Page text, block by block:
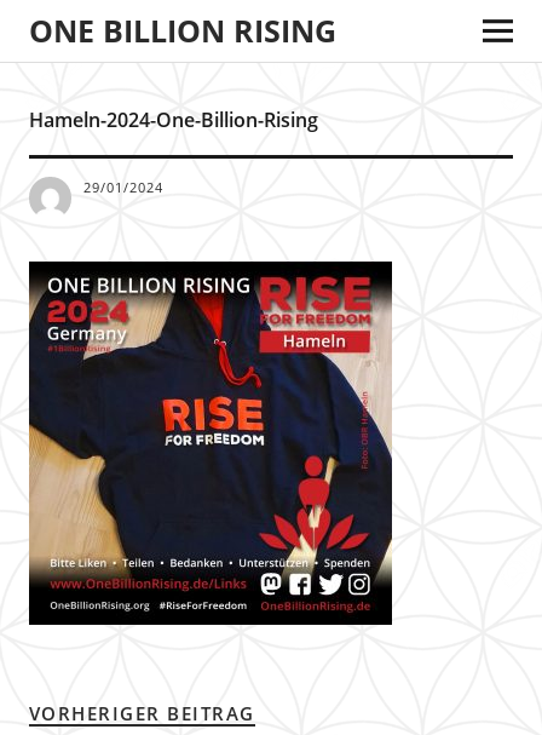
ONE BILLION RISING
Hameln-2024-One-Billion-Rising
29/01/2024
VORHERIGER BEITRAG